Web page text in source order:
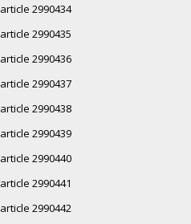
article 2990434
article 2990435
article 2990436
article 2990437
article 2990438
article 2990439
article 2990440
article 2990441
article 2990442